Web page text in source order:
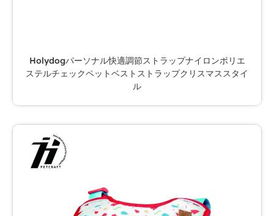
Holydogパーソナル快適調節ストラップナイロンポリエ
ステルチェックペットベストストラップクリスマススタイ
ル